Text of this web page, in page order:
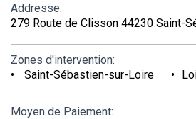
Addresse:
279 Route de Clisson 44230 Saint-
Zones d'intervention:
Saint-Sébastien-sur-Loire
Moyen de Paiement: